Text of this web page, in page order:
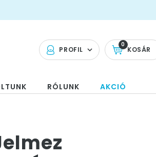
PROFIL KOSÁR
0
RÓLUNK AKCIÓ